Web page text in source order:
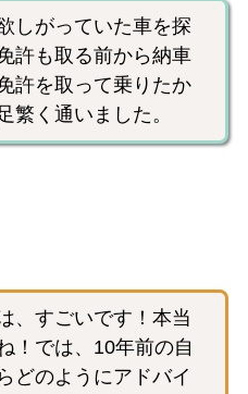
しがっていた車を探
許も取る前から納車
許を取って乗りたか
繁く通いました。
、すごいです！本当
！では、10年前の自
どのようにアドバイ